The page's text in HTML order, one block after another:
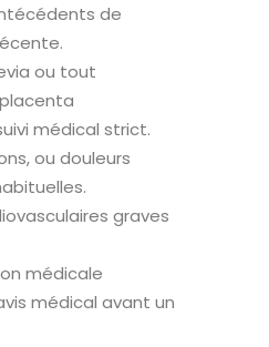
de
ou tout
médical strict.
ou douleurs
graves
médicale
médical avant un